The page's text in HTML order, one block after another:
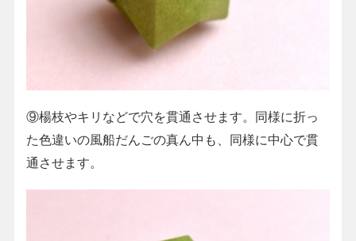
⑨楊枝やキリなどで穴を貫通させます。同様に折っ
た色違いの風船だんごの真ん中も、同様に中心で貫
通させます。